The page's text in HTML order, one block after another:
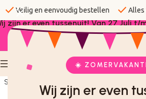
☀️
Wij zijn er even
check Veilig en eenvoudig bestellen check Alles
zijn er even tussenuit! Van 27 Juli t/
er geen bestellingen
Sold out